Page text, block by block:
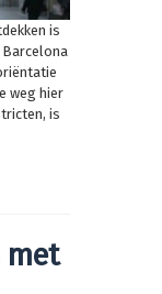
is
weg hier
is
met